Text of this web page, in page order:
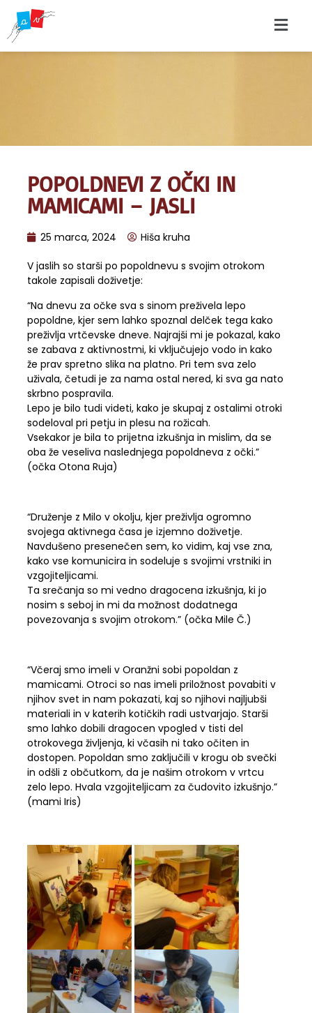
POPOLDNEVI Z OČKI IN
MAMICAMI – JASLI
25 marca, 2024 Hiša kruha
V jaslih so starši po popoldnevu s svojim otrokom
takole zapisali doživetje:
“Na dnevu za očke sva s sinom preživela lepo
popoldne, kjer sem lahko spoznal delček tega kako
preživlja vrtčevske dneve. Najrajši mi je pokazal, kako
se zabava z aktivnostmi, ki vključujejo vodo in kako
že prav spretno slika na platno. Pri tem sva zelo
uživala, četudi je za nama ostal nered, ki sva ga nato
skrbno pospravila.
Lepo je bilo tudi videti, kako je skupaj z ostalimi otroki
sodeloval pri petju in plesu na rožicah.
Vsekakor je bila to prijetna izkušnja in mislim, da se
oba že veseliva naslednjega popoldneva z očki.”
(očka Otona Ruja)
“Druženje z Milo v okolju, kjer preživlja ogromno
svojega aktivnega časa je izjemno doživetje.
Navdušeno presenečen sem, ko vidim, kaj vse zna,
kako vse komunicira in sodeluje s svojimi vrstniki in
vzgojiteljicami.
Ta srečanja so mi vedno dragocena izkušnja, ki jo
nosim s seboj in mi da možnost dodatnega
povezovanja s svojim otrokom.” (očka Mile Č.)
“Včeraj smo imeli v Oranžni sobi popoldan z
mamicami. Otroci so nas imeli priložnost povabiti v
njihov svet in nam pokazati, kaj so njihovi najljubši
materiali in v katerih kotičkih radi ustvarjajo. Starši
smo lahko dobili dragocen vpogled v tisti del
otrokovega življenja, ki včasih ni tako očiten in
dostopen. Popoldan smo zaključili v krogu ob svečki
in odšli z občutkom, da je našim otrokom v vrtcu
zelo lepo. Hvala vzgojiteljicam za čudovito izkušnjo.”
(mami Iris)